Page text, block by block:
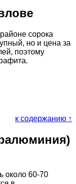
сорока
но и цена за
поэтому
к содержанию ↑
около 60-70